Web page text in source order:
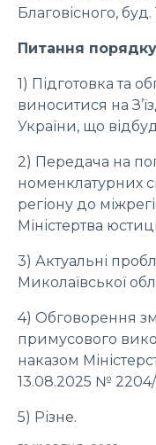
Благовісного, буд.
Питання
1) Підготовка та
виноситися на
України, що
2) Передача на
номенклатурних
регіону до
Міністертва
3) Актуальні
Миколаївської
4) Обговорення
примусового
наказом
13.08.2025 №
5) Різне.